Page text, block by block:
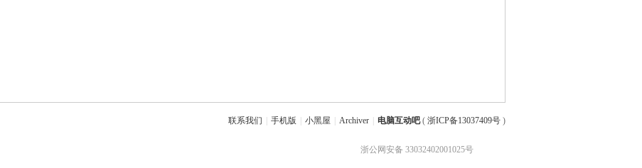
联系我们 手机版 小黑屋 Archiver 电脑互动吧( 浙ICP备13037409号 )
浙公网安备 33032402001025号